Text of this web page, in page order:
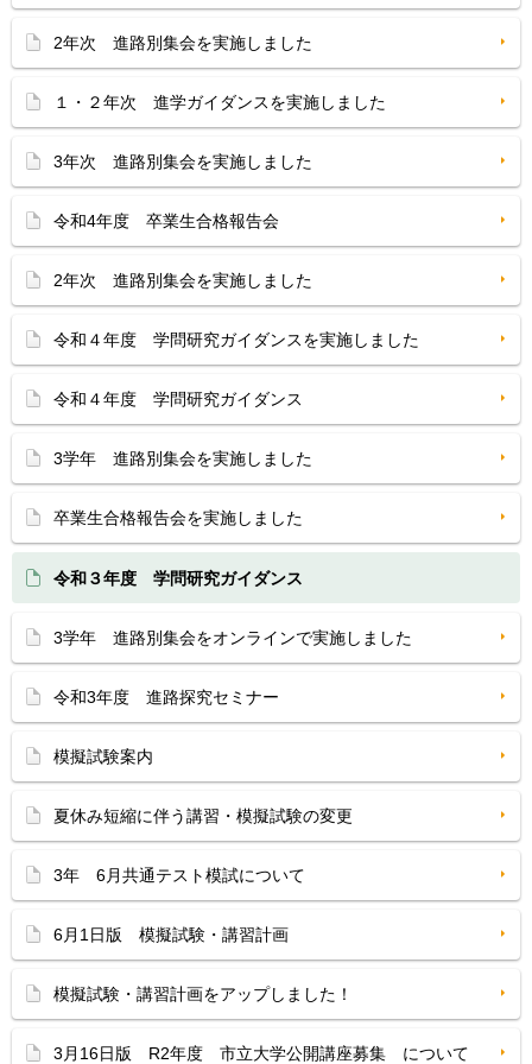
2年次 進路別集会を実施しました
１・２年次 進学ガイダンスを実施しました
3年次 進路別集会を実施しました
令和4年度 卒業生合格報告会
2年次 進路別集会を実施しました
令和４年度 学問研究ガイダンスを実施しました
令和４年度 学問研究ガイダンス
3学年 進路別集会を実施しました
卒業生合格報告会を実施しました
令和３年度 学問研究ガイダンス
3学年 進路別集会をオンラインで実施しました
令和3年度 進路探究セミナー
模擬試験案内
夏休み短縮に伴う講習・模擬試験の変更
3年 6月共通テスト模試について
6月1日版 模擬試験・講習計画
模擬試験・講習計画をアップしました！
3月16日版 R2年度 市立大学公開講座募集 について